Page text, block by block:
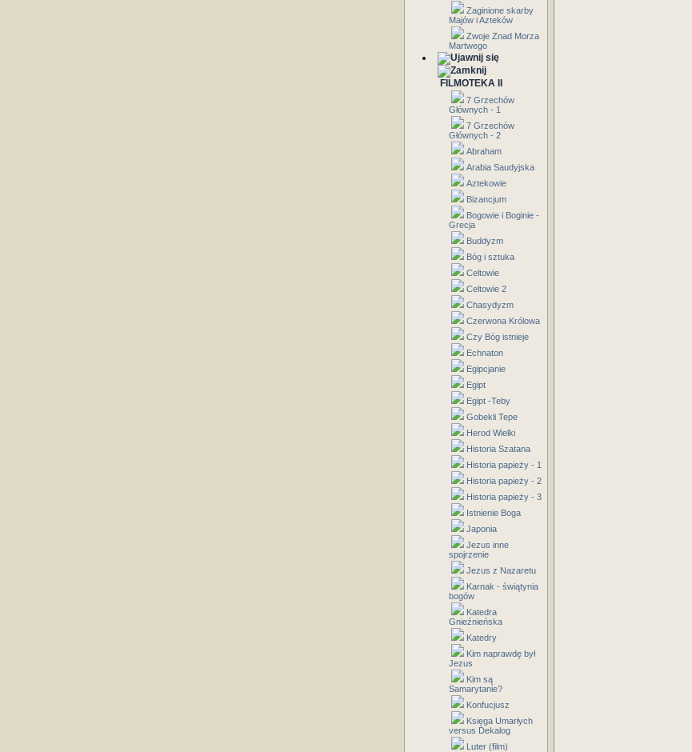
Zaginione skarby
Majów i Azteków
Zwoje Znad Morza
Martwego
FILMOTEKA II
7 Grzechów
Głównych - 1
7 Grzechów
Głównych - 2
Abraham
Arabia Saudyjska
Aztekowie
Bizancjum
Bogowie i Boginie -
Grecja
Buddyzm
Bóg i sztuka
Celtowie
Celtowie 2
Chasydyzm
Czerwona Królowa
Czy Bóg istnieje
Echnaton
Egipcjanie
Egipt
Egipt -Teby
Gobekli Tepe
Herod Wielki
Historia Szatana
Historia papieży - 1
Historia papieży - 2
Historia papieży - 3
Istnienie Boga
Japonia
Jezus inne
spojrzenie
Jezus z Nazaretu
Karnak - świątynia
bogów
Katedra
Gnieźnieńska
Katedry
Kim naprawdę był
Jezus
Kim są
Samarytanie?
Konfucjusz
Księga Umarłych
versus Dekalog
Luter (film)